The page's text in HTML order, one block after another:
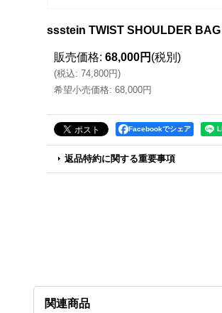
ssstein TWIST SHOULDER
販売価格: 68,000円 (税別)
(税込: 74,800円)
希望小売価格: 68,000円
Facebookでシェア
返品特約に関する重要事項
関連商品